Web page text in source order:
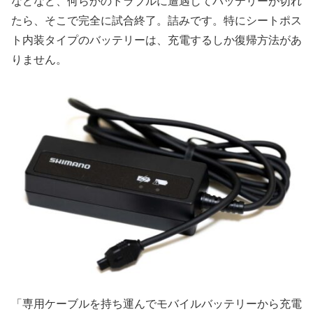
たら、そこで完全に試合終了。詰みです。特にシートポス
ト内装タイプのバッテリーは、充電するしか復帰方法があ
りません。
「専用ケーブルを持ち運んでモバイルバッテリーから充電